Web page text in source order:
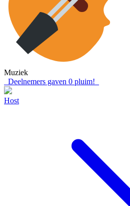
Muziek
Deelnemers gaven 0 pluim!
Host